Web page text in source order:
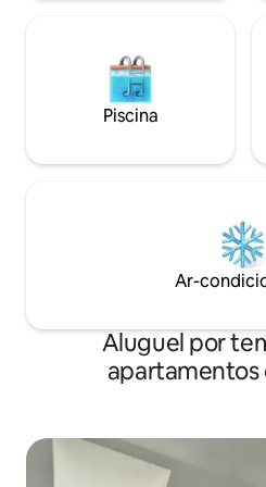
Piscina
Ar-
Aluguel por
apartamentos